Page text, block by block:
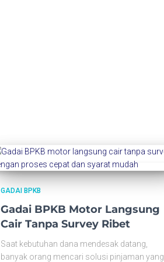
GADAI BPKB
Gadai BPKB Motor Langsung
Cair Tanpa Survey Ribet
Saat kebutuhan dana mendesak datang,
banyak orang mencari solusi pinjaman yang